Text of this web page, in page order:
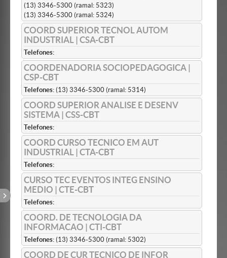
(13) 3346-5300 (ramal: 5323)
(13) 3346-5300 (ramal: 5324)
COORD SUPERIOR TECNOL AUTOM
INDUSTRIAL | CSA-CBT
Telefones:
COORDENADORIA SOCIOPEDAGOGICA |
CSP-CBT
Telefones: (13) 3346-5300 (ramal: 5314)
COORD SUPERIOR ANALISE E DESENV
SISTEMA | CSS-CBT
Telefones:
COORD CURSO TECNICO EM AUT
INDUSTRIAL | CTA-CBT
Telefones:
CURSO TEC EVENTOS INTEG ENSINO
MEDIO | CTE-CBT
Telefones:
COORD. DE TECNOLOGIA DA
INFORMACAO | CTI-CBT
Telefones: (13) 3346-5300 (ramal: 5302)
COORD DE CUR TECNICO DE INFOR